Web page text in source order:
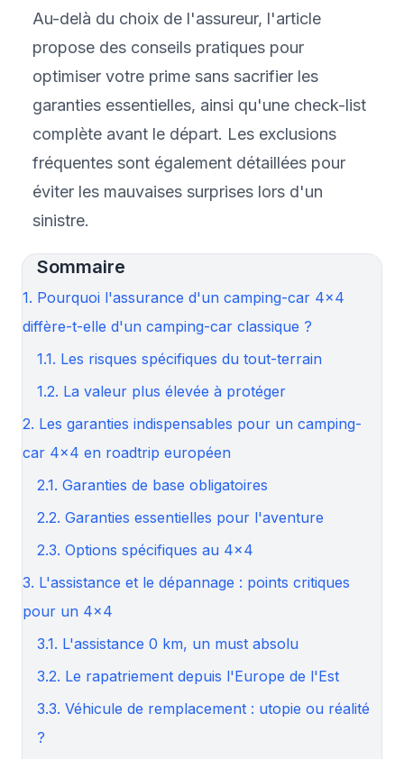
Au-delà du choix de l'assureur, l'article
propose des conseils pratiques pour
optimiser votre prime sans sacrifier les
garanties essentielles, ainsi qu'une check-list
complète avant le départ. Les exclusions
fréquentes sont également détaillées pour
éviter les mauvaises surprises lors d'un
sinistre.
Sommaire
1. Pourquoi l'assurance d'un camping-car 4×4
diffère-t-elle d'un camping-car classique ?
1.1. Les risques spécifiques du tout-terrain
1.2. La valeur plus élevée à protéger
2. Les garanties indispensables pour un camping-
car 4×4 en roadtrip européen
2.1. Garanties de base obligatoires
2.2. Garanties essentielles pour l'aventure
2.3. Options spécifiques au 4×4
3. L'assistance et le dépannage : points critiques
pour un 4×4
3.1. L'assistance 0 km, un must absolu
3.2. Le rapatriement depuis l'Europe de l'Est
3.3. Véhicule de remplacement : utopie ou réalité
?